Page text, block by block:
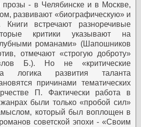
прозы - в Челябинске и в Москве,
развивают «биографическую» и
встречают разноречивые
критики указывают на
романами» (Шапошников
отмечают «строгую доброту»
Б.). Но не «критические
а логика развития таланта
причинами тематических
П. Фактически работа в
были только «пробой сил»
который был воплощен в
советской эпохи - «Своим